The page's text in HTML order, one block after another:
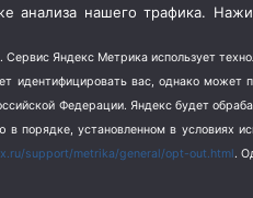
анализа нашего трафика.
Яндекс Метрика использует
идентифицировать вас, однако может
Федерации. Яндекс будет
порядке, установленном в условиях
support/metrika/general/opt-out.html.